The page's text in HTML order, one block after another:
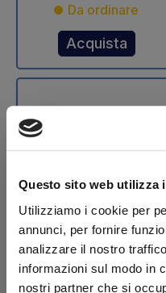
Questo sito web utilizza
Utilizziamo i cookie per
annunci, per fornire
analizzare il nostro
informazioni sul modo in
nostri partner che si
Da ordinare
Acquista
Stelo cilindro
sollevamento Ø 70
mm DLB 47 Dautel